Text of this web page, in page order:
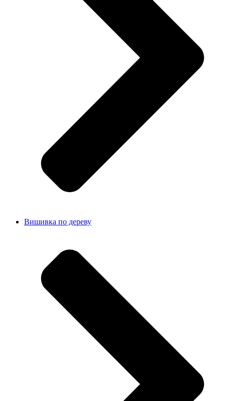
Вишивка по дереву